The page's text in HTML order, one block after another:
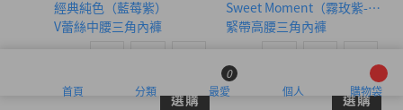
首頁 分類
0
最愛
個人 購物袋
經典純色（藍莓紫）
V蕾絲中腰三角內褲
選購
Sweet Moment（霧玫紫-great
緊帶高腰三角內褲
MO
選購